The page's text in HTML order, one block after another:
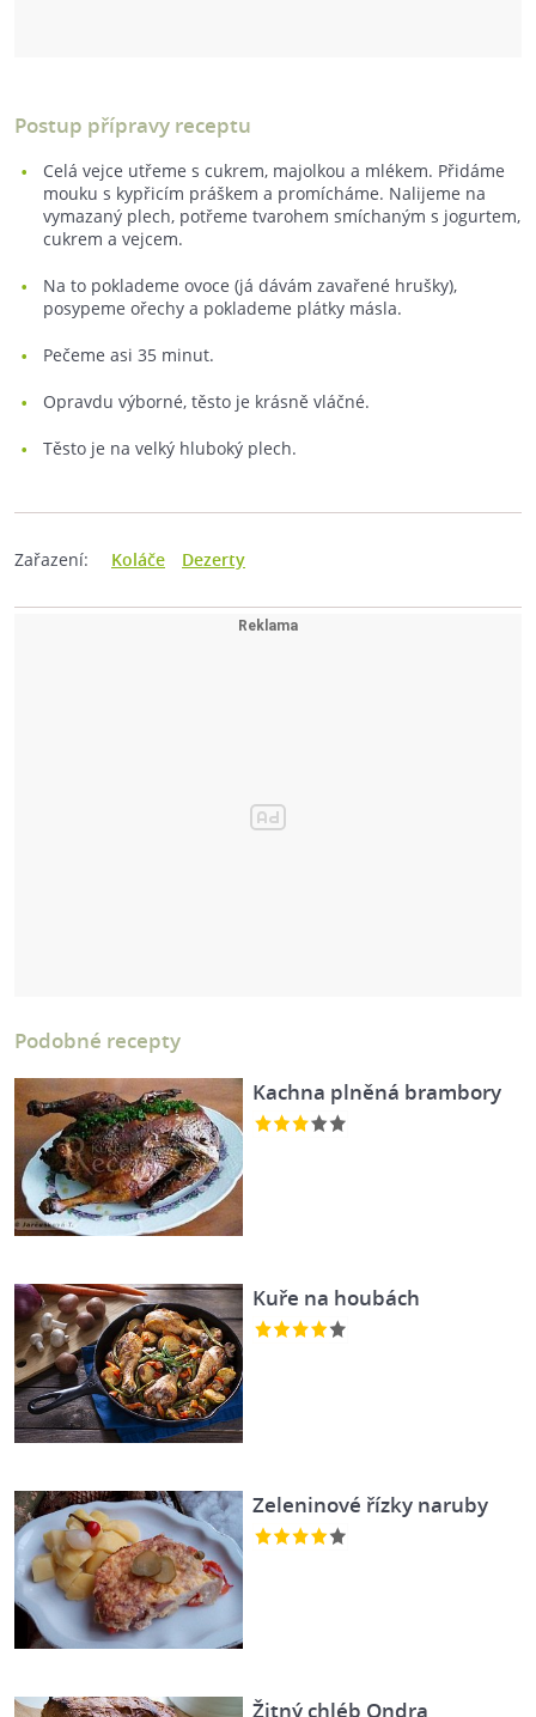
Postup přípravy receptu
Celá vejce utřeme s cukrem, majolkou a mlékem. Přidáme
mouku s kypřicím práškem a promícháme. Nalijeme na
vymazaný plech, potřeme tvarohem smíchaným s jogurtem,
cukrem a vejcem.
Na to poklademe ovoce (já dávám zavařené hrušky),
posypeme ořechy a poklademe plátky másla.
Pečeme asi 35 minut.
Opravdu výborné, těsto je krásně vláčné.
Těsto je na velký hluboký plech.
Zařazení: Koláče Dezerty
Podobné recepty
Kachna plněná brambory
Kuře na houbách
Zeleninové řízky naruby
Žitný chléb Ondra